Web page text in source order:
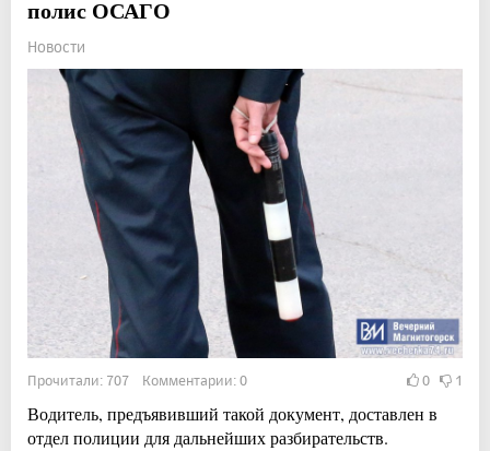
полис ОСАГО
Новости
Прочитали: 707 Комментарии: 0 0 1
Водитель, предъявивший такой документ, доставлен в
отдел полиции для дальнейших разбирательств.